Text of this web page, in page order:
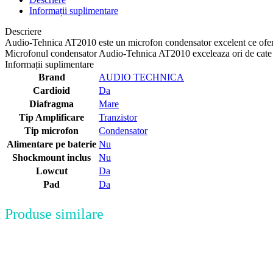
Informații suplimentare
Descriere
Audio-Tehnica AT2010 este un microfon condensator excelent ce
Microfonul condensator Audio-Tehnica AT2010 exceleaza ori de
Informații suplimentare
Brand
AUDIO TECHNICA
Cardioid
Da
Diafragma
Mare
Tip Amplificare
Tranzistor
Tip microfon
Condensator
Alimentare pe baterie Nu
Shockmount inclus
Nu
Lowcut
Da
Pad
Da
Produse similare